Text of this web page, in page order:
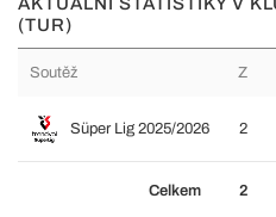
(TUR)
Soutěž Z
Süper Lig 2025/2026 2
Celkem 2